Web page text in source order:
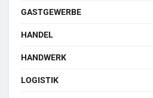
GASTGEWERBE
HANDEL
HANDWERK
LOGISTIK